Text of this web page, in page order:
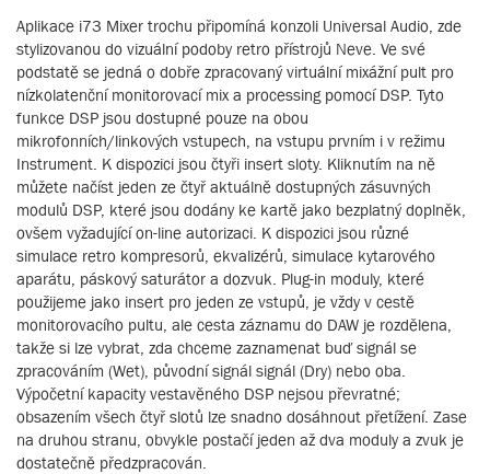
Aplikace i73 Mixer trochu připomíná konzoli Universal Audio, zde
stylizovanou do vizuální podoby retro přístrojů Neve. Ve své
podstatě se jedná o dobře zpracovaný virtuální mixážní pult pro
nízkolatenční monitorovací mix a processing pomocí DSP. Tyto
funkce DSP jsou dostupné pouze na obou
mikrofonních/linkových vstupech, na vstupu prvním i v režimu
Instrument. K dispozici jsou čtyři insert sloty. Kliknutím na ně
můžete načíst jeden ze čtyř aktuálně dostupných zásuvných
modulů DSP, které jsou dodány ke kartě jako bezplatný doplněk,
ovšem vyžadující on-line autorizaci. K dispozici jsou různé
simulace retro kompresorů, ekvalizérů, simulace kytarového
aparátu, páskový saturátor a dozvuk. Plug-in moduly, které
použijeme jako insert pro jeden ze vstupů, je vždy v cestě
monitorovacího pultu, ale cesta záznamu do DAW je rozdělena,
takže si lze vybrat, zda chceme zaznamenat buď signál se
zpracováním (Wet), původní signál signál (Dry) nebo oba.
Výpočetní kapacity vestavěného DSP nejsou převratné;
obsazením všech čtyř slotů lze snadno dosáhnout přetížení. Zase
na druhou stranu, obvykle postačí jeden až dva moduly a zvuk je
dostatečně předzpracován.